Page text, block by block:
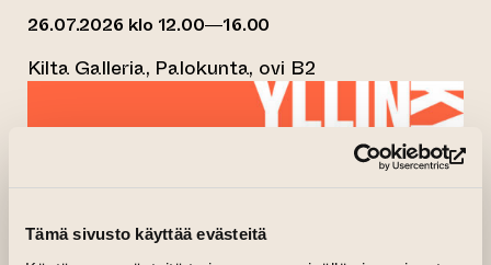
Tämä sivusto käyttää evästeitä
26.07.2026 klo 12.00—16.00
Kilta Galleria, Palokunta, ovi B2